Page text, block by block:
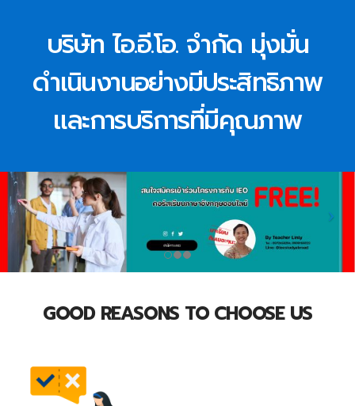
บริษัท ไอ.อี.โอ. จำกัด มุ่งมั่น
ดำเนินงานอย่างมีประสิทธิภาพ
และการบริการที่มีคุณภาพ
GOOD REASONS TO CHOOSE US